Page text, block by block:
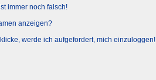
immer noch falsch!
anzeigen?
werde ich aufgefordert, mich einzuloggen!